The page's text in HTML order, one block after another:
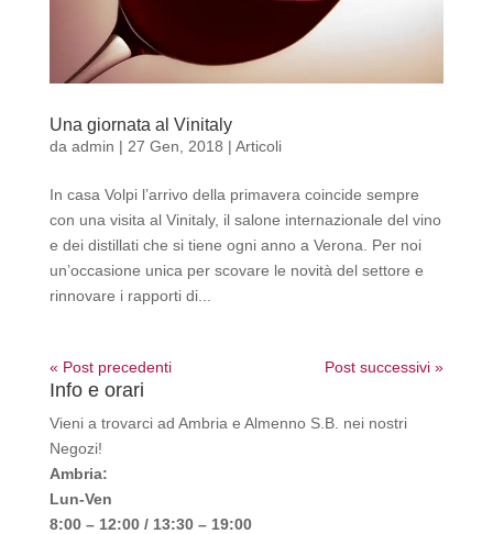
Una giornata al Vinitaly
da admin | 27 Gen, 2018 | Articoli
In casa Volpi l’arrivo della primavera coincide sempre
con una visita al Vinitaly, il salone internazionale del vino
e dei distillati che si tiene ogni anno a Verona. Per noi
un’occasione unica per scovare le novità del settore e
rinnovare i rapporti di...
« Post precedenti Post successivi »
Info e orari
Vieni a trovarci ad Ambria e Almenno S.B. nei nostri
Negozi!
Ambria:
Lun-Ven
8:00 – 12:00 / 13:30 – 19:00